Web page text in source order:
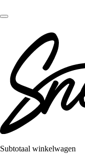
Subtotaal winkelwagen